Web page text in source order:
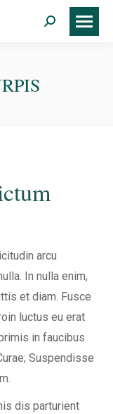
Search:
arcu
In nulla enim,
et diam. Fusce
luctus eu erat
in faucibus
Suspendisse
dis parturient